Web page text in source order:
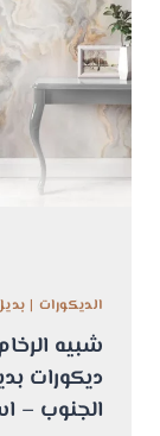
الديكورات |
ديكورات
الجنوب –